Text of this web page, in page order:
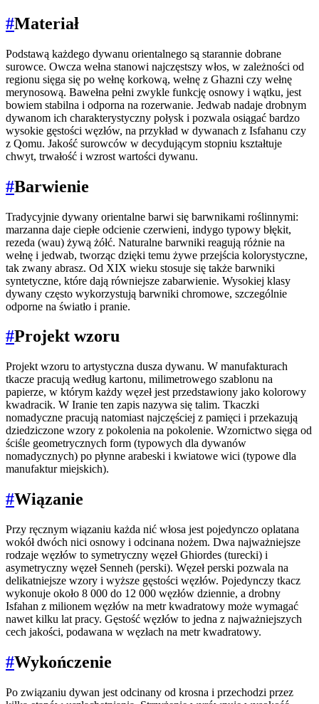
#Materiał
Podstawą każdego dywanu orientalnego są starannie dobrane
surowce. Owcza wełna stanowi najczęstszy włos, w zależności od
regionu sięga się po wełnę korkową, wełnę z Ghazni czy wełnę
merynosową. Bawełna pełni zwykle funkcję osnowy i wątku, jest
bowiem stabilna i odporna na rozerwanie. Jedwab nadaje drobnym
dywanom ich charakterystyczny połysk i pozwala osiągać bardzo
wysokie gęstości węzłów, na przykład w dywanach z Isfahanu czy
z Qomu. Jakość surowców w decydującym stopniu kształtuje
chwyt, trwałość i wzrost wartości dywanu.
#Barwienie
Tradycyjnie dywany orientalne barwi się barwnikami roślinnymi:
marzanna daje ciepłe odcienie czerwieni, indygo typowy błękit,
rezeda (wau) żywą żółć. Naturalne barwniki reagują różnie na
wełnę i jedwab, tworząc dzięki temu żywe przejścia kolorystyczne,
tak zwany abrasz. Od XIX wieku stosuje się także barwniki
syntetyczne, które dają równiejsze zabarwienie. Wysokiej klasy
dywany często wykorzystują barwniki chromowe, szczególnie
odporne na światło i pranie.
#Projekt wzoru
Projekt wzoru to artystyczna dusza dywanu. W manufakturach
tkacze pracują według kartonu, milimetrowego szablonu na
papierze, w którym każdy węzeł jest przedstawiony jako kolorowy
kwadracik. W Iranie ten zapis nazywa się talim. Tkaczki
nomadyczne pracują natomiast najczęściej z pamięci i przekazują
dziedziczone wzory z pokolenia na pokolenie. Wzornictwo sięga od
ściśle geometrycznych form (typowych dla dywanów
nomadycznych) po płynne arabeski i kwiatowe wici (typowe dla
manufaktur miejskich).
#Wiązanie
Przy ręcznym wiązaniu każda nić włosa jest pojedynczo oplatana
wokół dwóch nici osnowy i odcinana nożem. Dwa najważniejsze
rodzaje węzłów to symetryczny węzeł Ghiordes (turecki) i
asymetryczny węzeł Senneh (perski). Węzeł perski pozwala na
delikatniejsze wzory i wyższe gęstości węzłów. Pojedynczy tkacz
wykonuje około 8 000 do 12 000 węzłów dziennie, a drobny
Isfahan z milionem węzłów na metr kwadratowy może wymagać
nawet kilku lat pracy. Gęstość węzłów to jedna z najważniejszych
cech jakości, podawana w węzłach na metr kwadratowy.
#Wykończenie
Po związaniu dywan jest odcinany od krosna i przechodzi przez